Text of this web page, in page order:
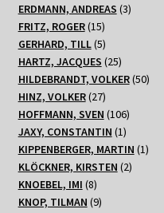
ERDMANN, ANDREAS 33
FRITZ, ROGER 1515
Produkte
GERHARD, TILL 55
Produkte
HARTZ, JACQUES 2525
Produkte
HILDEBRANDT, VOLKER 5050
HINZ, VOLKER 2727
Produkte
HOFFMANN, SVEN 106106
Produkte
JAXY, CONSTANTIN 11
Produkt
KIPPENBERGER, MARTIN 11
KLÖCKNER, KIRSTEN 22
KNOEBEL, IMI 88
Produkte
KNOP, TILMAN 99